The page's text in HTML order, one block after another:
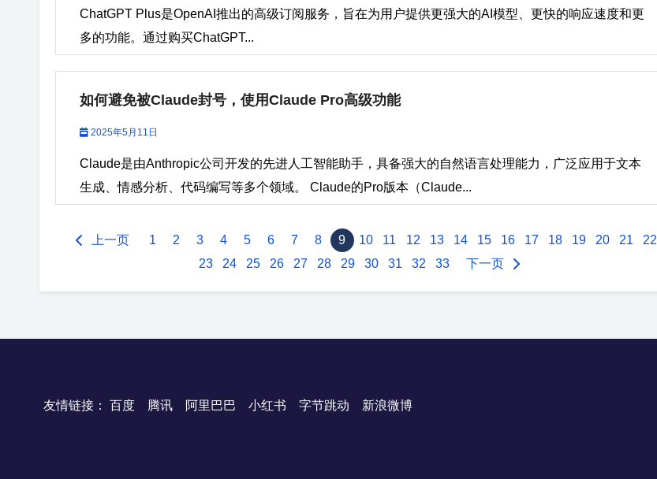
ChatGPT Plus是OpenAI推出的高级订阅服务，旨在为用户提供更强大的AI模型、更快的响应速度和更
多的功能。通过购买ChatGPT...
如何避免被Claude封号，使用Claude Pro高级功能
2025年5月11日
Claude是由Anthropic公司开发的先进人工智能助手，具备强大的自然语言处理能力，广泛应用于文本
生成、情感分析、代码编写等多个领域。 Claude的Pro版本（Claude...
上一页 1 2 3 4 5 6 7 8 9 10 11 12 13 14 15 16 17 18 19 20 21
22
23
24 25 26 27 28 29 30 31 32 33 下一页
友情链接： 百度 腾讯 阿里巴巴 小红书 字节跳动 新浪微博